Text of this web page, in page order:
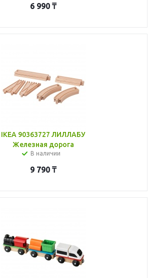
6 990 ₸
IKEA 90363727 ЛИЛЛАБУ
Железная дорога
В наличии
9 790 ₸